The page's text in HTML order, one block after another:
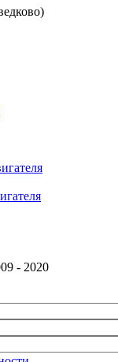
- 2020
*